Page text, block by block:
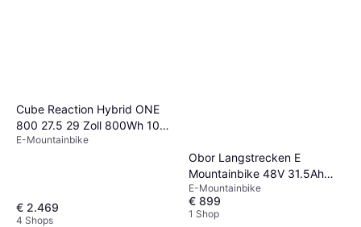
Cube Reaction Hybrid ONE
800 27.5 29 Zoll 800Wh 10K
Diamant
E-Mountainbike
€ 2.469
4 Shops
Obor Langstrecken E
Mountainbike 48V 31.5Ah
Akku 20 Zoll Fat Reifen
E-Mountainbike
€ 899
1 Shop